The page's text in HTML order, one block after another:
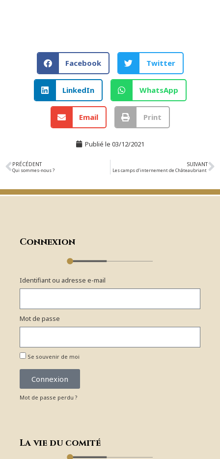
Facebook Twitter
LinkedIn WhatsApp
Email Print
Publié le 03/12/2021
PRÉCÉDENT
Qui sommes-nous ?
SUIVANT
Les camps d’internement de Châteaubriant
Connexion
Identifiant ou adresse e-mail
Mot de passe
Se souvenir de moi
Connexion
Mot de passe perdu ?
La vie du comité